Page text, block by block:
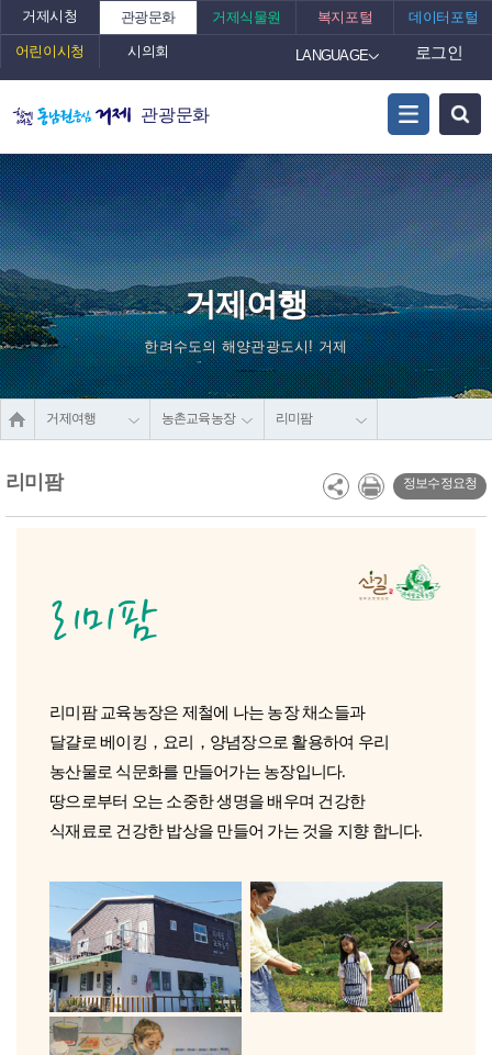
거제시청 관광문화 거제식물원 복지포털 데이터포털
어린이시청 시의회 LANGUAGE 로그인
관광문화
거제여행
한려수도의 해양관광도시! 거제
거제여행 농촌교육농장 리미팜
리미팜 정보수정요청
리미팜
리미팜 교육농장은 제철에 나는 농장 채소들과
달걀로 베이킹，요리，양념장으로 활용하여 우리
농산물로 식문화를 만들어가는 농장입니다.
땅으로부터 오는 소중한 생명을 배우며 건강한
식재료로 건강한 밥상을 만들어 가는 것을 지향 합니다.